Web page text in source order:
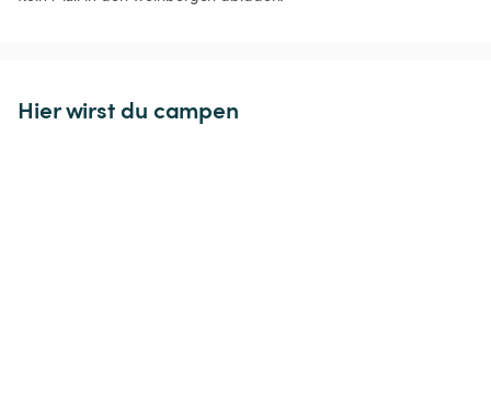
Hier wirst du campen